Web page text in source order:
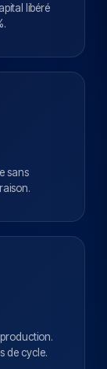
libéré
sans
de cycle.